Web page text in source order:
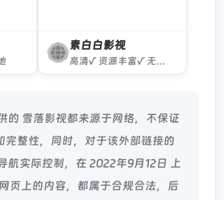
素白白影视
高清√ 资源丰富√ 无广告√ 稳定√
的 雪落影视都来源于网络，不保证
完整性，同时，对于该外部链接的
航实际控制，在 2022年9月12日 上
页上的内容，都属于合规合法，后